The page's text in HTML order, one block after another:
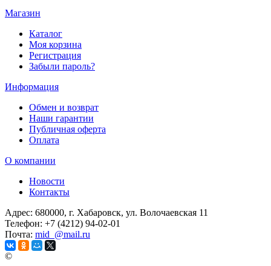
Магазин
Каталог
Моя корзина
Регистрация
Забыли пароль?
Информация
Обмен и возврат
Наши гарантии
Публичная оферта
Оплата
О компании
Новости
Контакты
Адрес: 680000, г. Хабаровск, ул. Волочаевская 11
Телефон: +7 (4212) 94-02-01
Почта: mid_@mail.ru
©